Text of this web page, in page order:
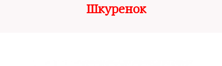
Шкуренок